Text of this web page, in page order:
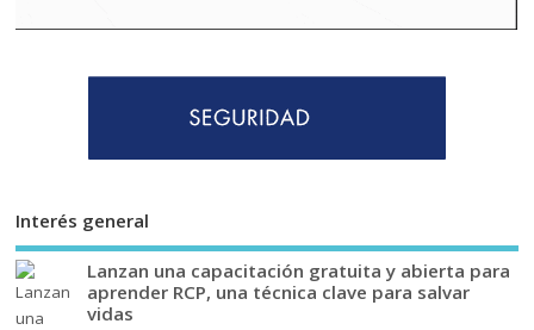
Interés general
Lanzan una capacitación gratuita y abierta para
aprender RCP, una técnica clave para salvar
vidas